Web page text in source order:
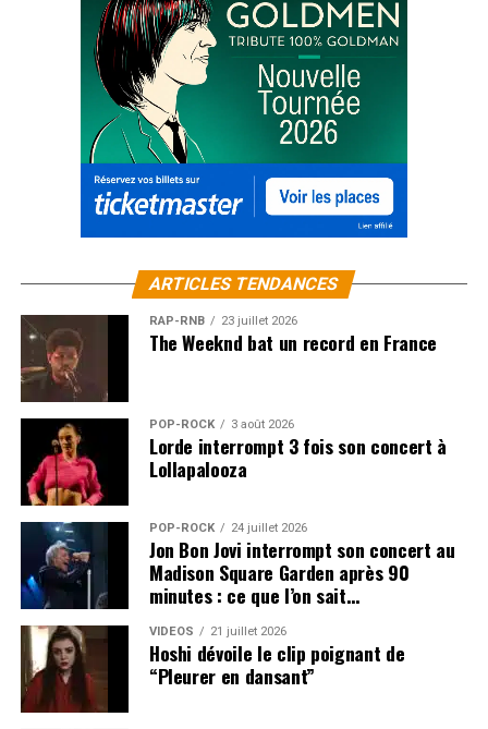
ARTICLES TENDANCES
RAP-RNB 23 juillet 2026
The Weeknd bat un record en France
POP-ROCK 3 août 2026
Lorde interrompt 3 fois son concert à
Lollapalooza
POP-ROCK 24 juillet 2026
Jon Bon Jovi interrompt son concert au
Madison Square Garden après 90
minutes : ce que l’on sait…
VIDEOS 21 juillet 2026
Hoshi dévoile le clip poignant de
“Pleurer en dansant”